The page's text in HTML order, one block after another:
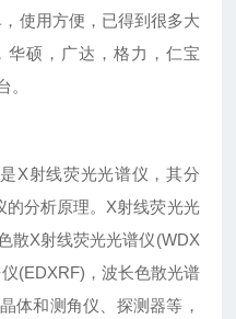
使用方便，已得到很多大
华硕，广达，格力，仁宝
。
X射线荧光光谱仪，其分
的分析原理。X射线荧光光
散X射线荧光光谱仪(WDX
(EDXRF)，波长色散光谱
体和测角仪、探测器等，